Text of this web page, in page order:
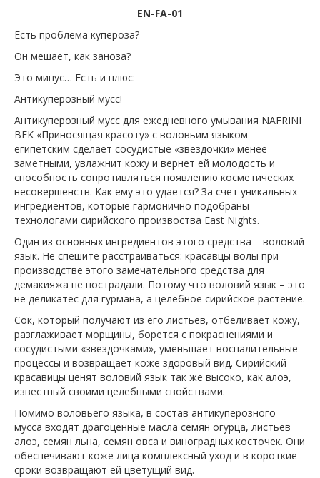
EN-FA-01
Есть проблема купероза?
Он мешает, как заноза?
Это минус… Есть и плюс:
Антикуперозный мусс!
Антикуперозный мусс для ежедневного умывания NAFRINI
BEK «Приносящая красоту» с воловьим языком
египетским сделает сосудистые «звездочки» менее
заметными, увлажнит кожу и вернет ей молодость и
способность сопротивляться появлению косметических
несовершенств. Как ему это удается? За счет уникальных
ингредиентов, которые гармонично подобраны
технологами сирийского произвоства East Nights.
Один из основных ингредиентов этого средства – воловий
язык. Не спешите расстраиваться: красавцы волы при
производстве этого замечательного средства для
демакияжа не пострадали. Потому что воловий язык – это
не деликатес для гурмана, а целебное сирийское растение.
Сок, который получают из его листьев, отбеливает кожу,
разглаживает морщины, борется с покраснениями и
сосудистыми «звездочками», уменьшает воспалительные
процессы и возвращает коже здоровый вид. Сирийский
красавицы ценят воловий язык так же высоко, как алоэ,
известный своими целебными свойствами.
Помимо воловьего языка, в состав антикуперозного
мусса входят драгоценные масла семян огурца, листьев
алоэ, семян льна, семян овса и виноградных косточек. Они
обеспечивают коже лица комплексный уход и в короткие
сроки возвращают ей цветущий вид.